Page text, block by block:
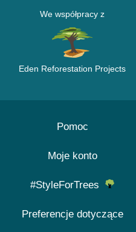
We współpracy z
Eden Reforestation Projects
Pomoc
Moje konto
#StyleForTrees
Preferencje dotyczące